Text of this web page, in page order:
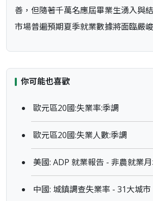
善，但隨著千萬名應屆畢業生湧入與
市場普遍預期夏季就業數據將面臨嚴
你可能也喜歡
歐元區20國:失業率:季調
歐元區20國:失業人數:季調
美國: ADP 就業報告 - 非農就業
中國: 城鎮調查失業率 - 31大城市